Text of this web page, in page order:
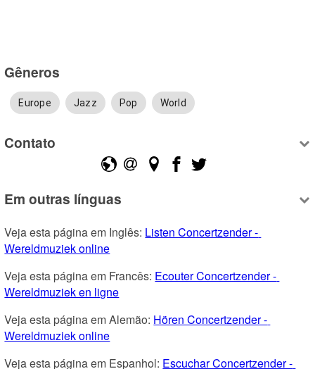
Gêneros
Europe Jazz Pop World
Contato
Em outras línguas
Veja esta página em Inglês: Listen Concertzender -
Wereldmuziek online
Veja esta página em Francês: Ecouter Concertzender -
Wereldmuziek en ligne
Veja esta página em Alemão: Hören Concertzender -
Wereldmuziek online
Veja esta página em Espanhol: Escuchar Concertzender -